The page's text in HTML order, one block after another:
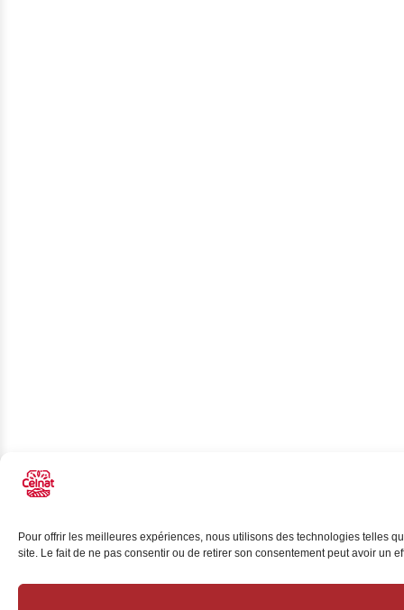
Pour offrir les meilleures expériences, nous utilisons des technologies telles
site. Le fait de ne pas consentir ou de retirer son consentement peut avoir un